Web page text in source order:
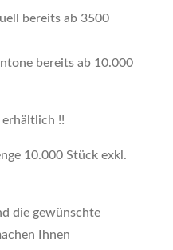
bereits ab 3500
bereits ab 10.000
erhältlich !!
10.000 Stück exkl.
die gewünschte
Ihnen